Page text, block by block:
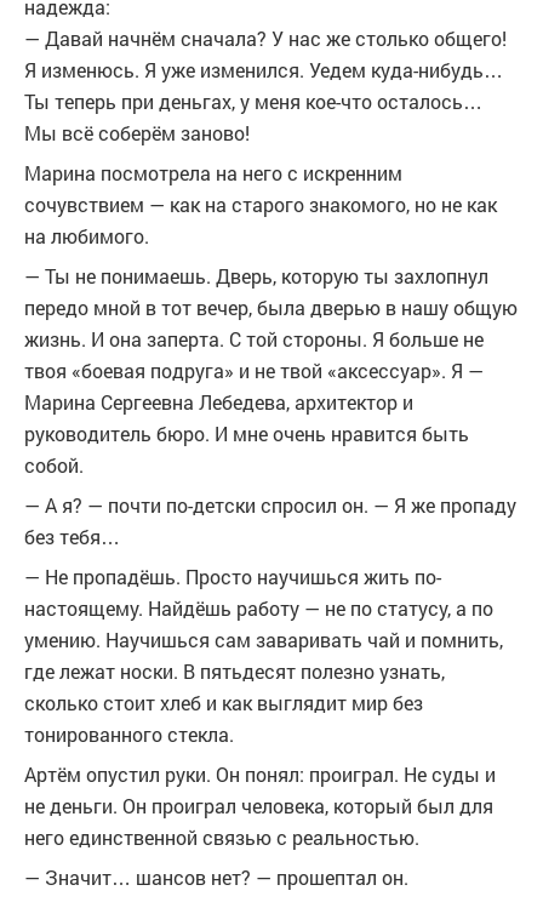
надежда:
— Давай начнём сначала? У нас же столько общего!
Я изменюсь. Я уже изменился. Уедем куда-нибудь…
Ты теперь при деньгах, у меня кое-что осталось…
Мы всё соберём заново!
Марина посмотрела на него с искренним
сочувствием — как на старого знакомого, но не как
на любимого.
— Ты не понимаешь. Дверь, которую ты захлопнул
передо мной в тот вечер, была дверью в нашу общую
жизнь. И она заперта. С той стороны. Я больше не
твоя «боевая подруга» и не твой «аксессуар». Я —
Марина Сергеевна Лебедева, архитектор и
руководитель бюро. И мне очень нравится быть
собой.
— А я? — почти по-детски спросил он. — Я же пропаду
без тебя…
— Не пропадёшь. Просто научишься жить по-
настоящему. Найдёшь работу — не по статусу, а по
умению. Научишься сам заваривать чай и помнить,
где лежат носки. В пятьдесят полезно узнать,
сколько стоит хлеб и как выглядит мир без
тонированного стекла.
Артём опустил руки. Он понял: проиграл. Не суды и
не деньги. Он проиграл человека, который был для
него единственной связью с реальностью.
— Значит… шансов нет? — прошептал он.